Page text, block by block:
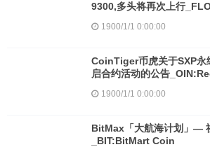
9300,多头将再次上行
1900/1/1 0:00:00
CoinTiger币虎关于SXP永
启合约活动的公告
1900/1/1 0:00:00
BitMax「大航海计划」—
_BIT:BitMart Coin